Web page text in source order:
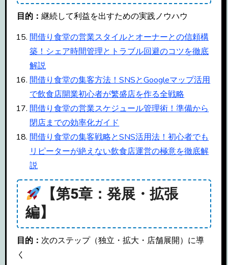
目的： 継続して利益を出すための実践ノウハウ
間借り食堂の営業スタイルとオーナーとの信頼構
築！シェア時間管理とトラブル回避のコツを徹底
解説
間借り食堂の集客方法！SNSとGoogleマップ活用
で飲食店開業初心者が繁盛店を作る全戦略
間借り食堂の営業スケジュール管理術！準備から
閉店までの効率化ガイド
間借り食堂の集客戦略とSNS活用法！初心者でも
リピーターが絶えない飲食店運営の極意を徹底解
説
【第5章：発展・拡張
編】
目的： 次のステップ（独立・拡大・店舗展開）に導
く